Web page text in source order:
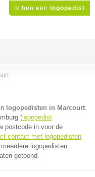
Ik ben een logopedist
logopedisten in Marcourt.
( logopedist
postcode in voor de
contact met logopedisten
logopedisten
getoond.